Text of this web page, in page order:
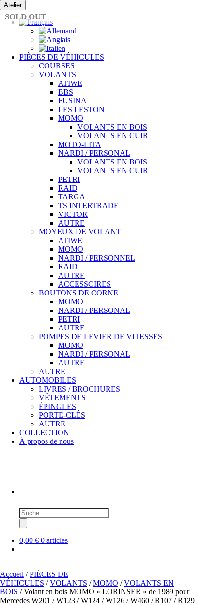
Passer
au
contenu
Atelier
PIÈCES DE VÉHICULES
COURSES
VOLANTS
ATIWE
BBS
FUSINA
LES LESTON
MOMO
VOLANTS EN BOIS
VOLANTS EN CUIR
MOTO-LITA
NARDI / PERSONAL
VOLANTS EN BOIS
VOLANTS EN CUIR
PETRI
RAID
TARGA
TS INTERTRADE
VICTOR
AUTRE
MOYEUX DE VOLANT
ATIWE
MOMO
NARDI / PERSONNEL
RAID
AUTRE
ACCESSOIRES
BOUTONS DE CORNE
MOMO
NARDI / PERSONAL
PETRI
AUTRE
POMPES DE LEVIER DE VITESSES
MOMO
NARDI / PERSONAL
AUTRE
AUTRE
AUTOMOBILES
LIVRES / BROCHURES
VÊTEMENTS
ÉPINGLES
PORTE-CLÉS
AUTRE
COLLECTION
À propos de nous
Recherche
de
produits
0,00 € 0 articles
Accueil /PIÈCES DE
VÉHICULES /VOLANTS /MOMO /VOLANTS EN
BOIS / Volant en bois MOMO « LORINSER » de 1989 pour
Mercedes W201 / W123 / W124 / W126 / W460 / R107 / R129
SOLD OUT